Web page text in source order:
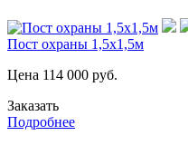
Пост охраны 1,5х1,5м
Цена 114 000 руб.
Заказать
Подробнее